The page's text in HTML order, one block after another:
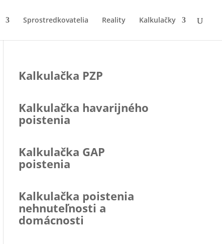
Sprostredkovatelia Reality Kalkulačky
Kalkulačka PZP
Kalkulačka havarijného
poistenia
Kalkulačka GAP
poistenia
Kalkulačka poistenia
nehnuteľnosti a
domácnosti